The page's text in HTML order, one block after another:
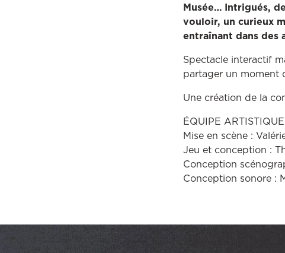
Musée… Intrigués,
vouloir, un curieux
entraînant dans des
Spectacle interactif
partager un moment
Une création de la
ÉQUIPE ARTISTIQUE
Mise en scène :
Jeu et conception :
Conception
Conception sonore :